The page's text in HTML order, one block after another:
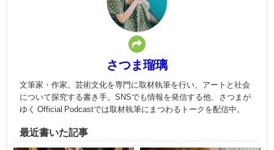
さつま瑠璃
文筆家・作家。芸術文化を専門に取材執筆を行い、アートと社会
について探究する書き手。SNSでも情報を発信する他、さつまが
ゆく Official Podcastでは取材執筆にまつわるトークを配信中。
最近書いた記事